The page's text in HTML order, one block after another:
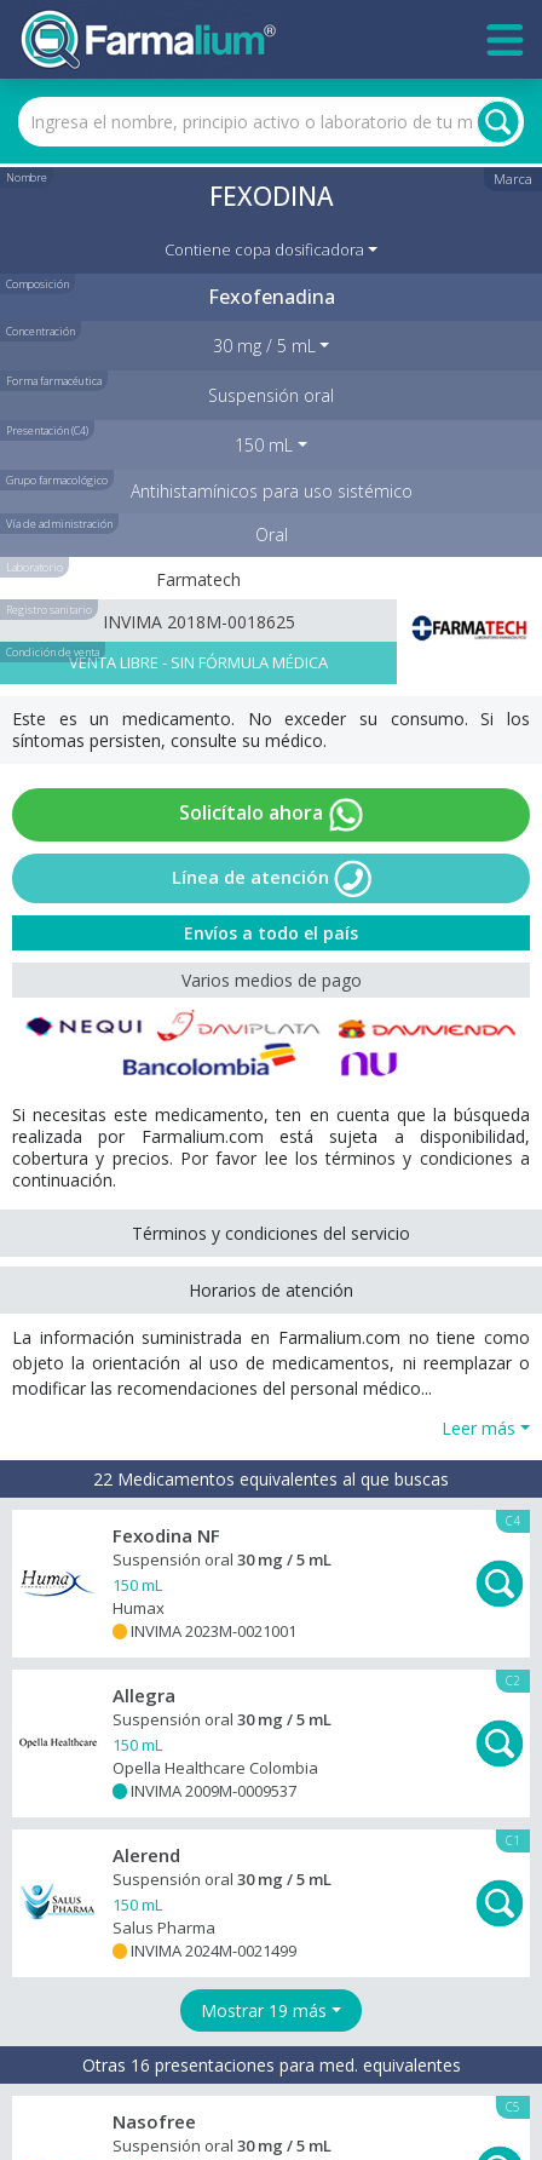
Nombre Marca
FEXODINA
Contiene copa dosificadora
Composición Fexofenadina
Concentración
30 mg / 5 mL
Forma farmacéutica
Suspensión oral
Presentación (C4)
150 mL
Grupo farmacológico Antihistamínicos para uso sistémico
Vía de administración Oral
Laboratorio
Farmatech
Registro sanitario
INVIMA 2018M-0018625
Condición de ventaVENTA LIBRE - SIN FÓRMULA MÉDICA
Este es un medicamento. No exceder su consumo. Si los
síntomas persisten, consulte su médico.
Solicítalo ahora
Línea de atención
Envíos a todo el país
Varios medios de pago
Si necesitas este medicamento, ten en cuenta que la búsqueda
realizada por Farmalium.com está sujeta a disponibilidad,
cobertura y precios. Por favor lee los términos y condiciones a
continuación.
Términos y condiciones del servicio
Horarios de atención
La información suministrada en Farmalium.com no tiene como
objeto la orientación al uso de medicamentos, ni reemplazar o
modificar las recomendaciones del personal médico...
Leer más
22 Medicamentos equivalentes al que buscas
C4
Fexodina NF
Suspensión oral 30 mg / 5 mL
150 mL
Humax
INVIMA 2023M-0021001
C2
Allegra
Suspensión oral 30 mg / 5 mL
150 mL
Opella Healthcare Colombia
INVIMA 2009M-0009537
C1
Alerend
Suspensión oral 30 mg / 5 mL
150 mL
Salus Pharma
INVIMA 2024M-0021499
Mostrar 19 más
Otras 16 presentaciones para med. equivalentes
C5
Nasofree
Suspensión oral 30 mg / 5 mL